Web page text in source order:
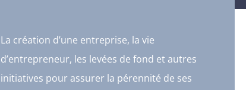
La création d’une entreprise, la vie
d’entrepreneur, les levées de fond et autres
initiatives pour assurer la pérennité de ses